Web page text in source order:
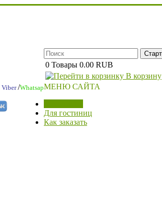
Viber/Whatsap
0 Товары 0.00 RUB
В корзину
МЕНЮ САЙТА
Для гостиниц
Как заказать